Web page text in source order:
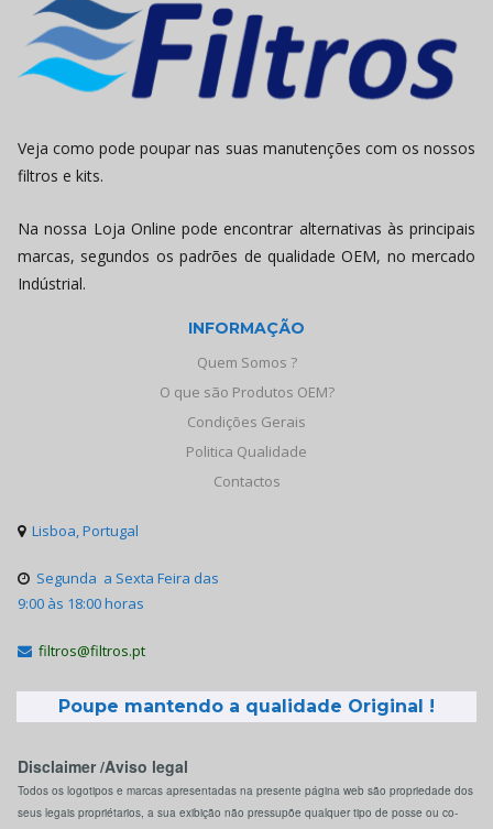
Veja como pode poupar nas suas manutenções com os nossos
filtros e kits.
Na nossa Loja Online pode encontrar alternativas às principais
marcas, segundos os padrões de qualidade OEM, no mercado
Indústrial.
INFORMAÇÃO
Quem Somos ?
O que são Produtos OEM?
Condições Gerais
Politica Qualidade
Contactos
 Lisboa, Portugal
 Segunda a Sexta Feira das
9:00 às 18:00 horas
 filtros@filtros.pt
Poupe mantendo a qualidade Original !
Disclaimer /Aviso legal
Todos os logotipos e marcas apresentadas na presente página web são propriedade dos
seus legais propriétarios, a sua exibição não pressupõe qualquer tipo de posse ou co-